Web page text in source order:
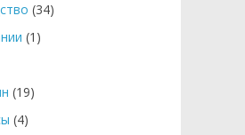
(34)
(1)
(19)
(4)